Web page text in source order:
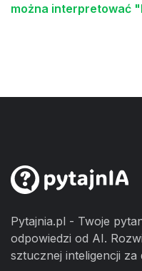
można interpretować
Pytajnia.pl - Twoje
odpowiedzi od AI.
sztucznej inteligencji za